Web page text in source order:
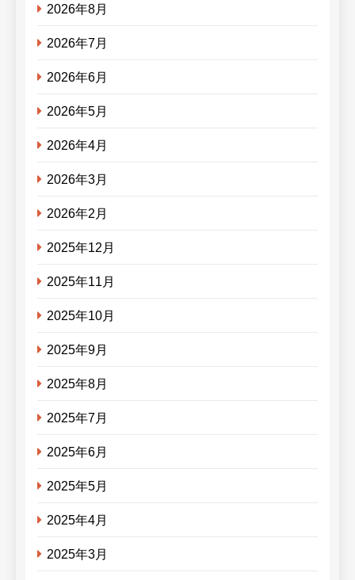
2026年8月
2026年7月
2026年6月
2026年5月
2026年4月
2026年3月
2026年2月
2025年12月
2025年11月
2025年10月
2025年9月
2025年8月
2025年7月
2025年6月
2025年5月
2025年4月
2025年3月